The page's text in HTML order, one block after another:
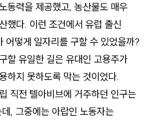
동력을 제공했고, 농산물도 매우
했다. 이런 조건에서 유럽 출신
어떻게 일자리를 구할 수 있었을까?
할 유일한 길은 유대인 고용주가
하지 못하도록 막는 것이었다.
직전 텔아비브에 거주하던 인구는
, 그중에는 아랍인 노동자는